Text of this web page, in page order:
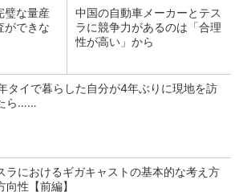
璧な量産
ができな
中国の自動車メーカーとテス
ラに競争力があるのは「合理
性が高い」から
タイで暮らした自分が4年ぶりに現地を訪
ら……
ラにおけるギガキャストの基本的な考え方
向性【前編】